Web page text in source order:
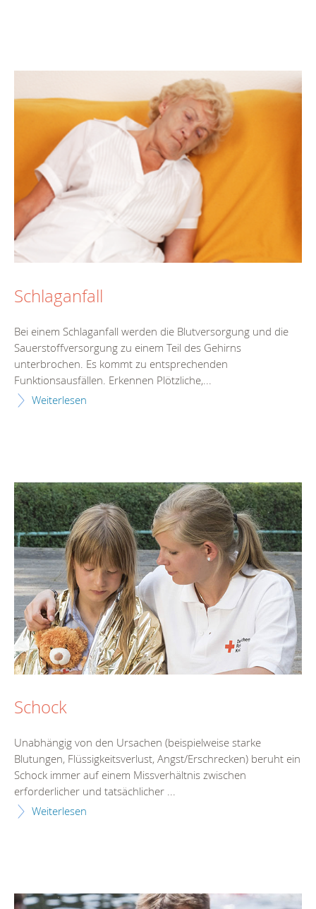
Schlaganfall
Bei einem Schlaganfall werden die Blutversorgung und die
Sauerstoffversorgung zu einem Teil des Gehirns
unterbrochen. Es kommt zu entsprechenden
Funktionsausfällen. Erkennen Plötzliche,...
Weiterlesen
Schock
Unabhängig von den Ursachen (beispielweise starke
Blutungen, Flüssigkeitsverlust, Angst/Erschrecken) beruht ein
Schock immer auf einem Missverhältnis zwischen
erforderlicher und tatsächlicher ...
Weiterlesen